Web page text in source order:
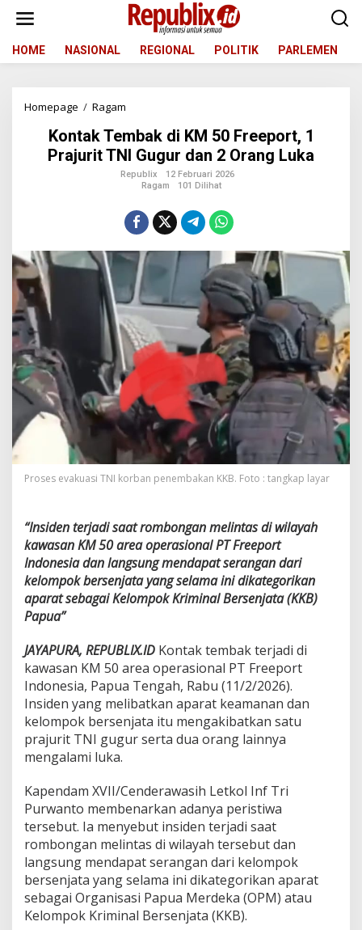
t
HOME NASIONAL REGIONAL POLITIK PARLEMEN
Homepage / Ragam
n
t
a
k
e
m
b
a
k
K
M
5
F
r
e
o
r
,
r
a
j
u
r
i
N
I
G
u
g
u
d
2
O
a
n
g
L
u
k
a
Kontak Tembak di KM 50 Freeport, 1
Prajurit TNI Gugur dan 2 Orang Luka
Republix
12 Februari 2026
Ragam
101 Dilihat
Proses evakuasi TNI korban penembakan KKB. Foto : tangkap layar
“Insiden terjadi saat rombongan melintas di wilayah
kawasan KM 50 area operasional PT Freeport
Indonesia dan langsung mendapat serangan dari
kelompok bersenjata yang selama ini dikategorikan
aparat sebagai Kelompok Kriminal Bersenjata (KKB)
Papua”
JAYAPURA, REPUBLIX.ID Kontak tembak terjadi di
kawasan KM 50 area operasional PT Freeport
Indonesia, Papua Tengah, Rabu (11/2/2026).
Insiden yang melibatkan aparat keamanan dan
kelompok bersenjata itu mengakibatkan satu
prajurit TNI gugur serta dua orang lainnya
mengalami luka.
Kapendam XVII/Cenderawasih Letkol Inf Tri
Purwanto membenarkan adanya peristiwa
tersebut. Ia menyebut insiden terjadi saat
rombongan melintas di wilayah tersebut dan
langsung mendapat serangan dari kelompok
bersenjata yang selama ini dikategorikan aparat
sebagai Organisasi Papua Merdeka (OPM) atau
Kelompok Kriminal Bersenjata (KKB).